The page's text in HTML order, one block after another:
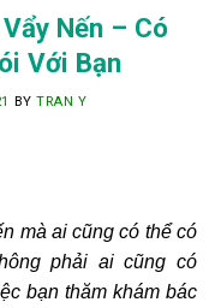
Nến – Có
Với Bạn
BYTRAN Y
mà ai cũng có thể có
phải ai cũng có
bạn thăm khám bác